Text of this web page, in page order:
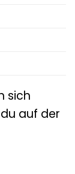
sich
auf der